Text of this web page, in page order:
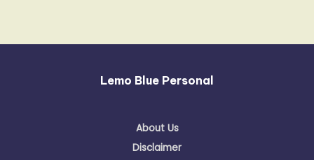
Lemo Blue Personal
About Us
Disclaimer